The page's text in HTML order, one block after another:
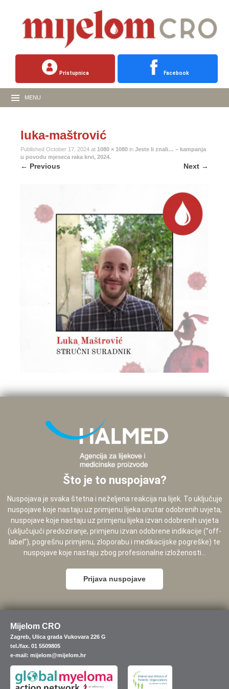
Pristupnica Facebook
MENU
luka-maštrović
Published October 17, 2024 at 1080 × 1080 in Jeste li znali… – kampanja
u povodu mjeseca raka krvi, 2024.
← Previous Next →
Što je to nuspojava?
Nuspojava je svaka štetna i neželjena reakcija na lijek. To uključuje
nuspojave koje nastaju uz primjenu lijeka unutar odobrenih uvjeta,
nuspojave koje nastaju uz primjenu lijeka izvan odobrenih uvjeta
(uključujući predoziranje, primjenu izvan odobrene indikacije (”off-
label”), pogrešnu primjenu, zloporabu i medikacijske pogreške) te
nuspojave koje nastaju zbog profesionalne izloženosti...
Prijava nuspojave
Mijelom CRO
Zagreb, Ulica grada Vukovara 226 G
tel./fax. 01 5509805
e-mail: mijelom@mijelom.hr